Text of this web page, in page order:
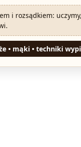
i rozsądkiem:
• mąki • techniki